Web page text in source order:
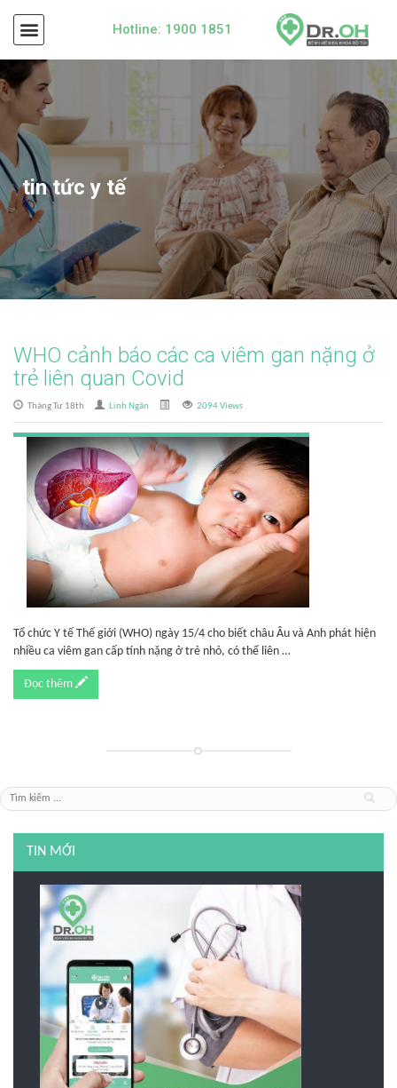
Hotline: 1900 1851
tin tức y tế
WHO cảnh báo các ca viêm gan nặng ở
trẻ liên quan Covid
Tháng Tư 18th Linh Ngân 2094 Views
Tổ chức Y tế Thế giới (WHO) ngày 15/4 cho biết châu Âu và Anh phát hiện
nhiều ca viêm gan cấp tính nặng ở trẻ nhỏ, có thể liên …
Đọc thêm
TIN MỚI